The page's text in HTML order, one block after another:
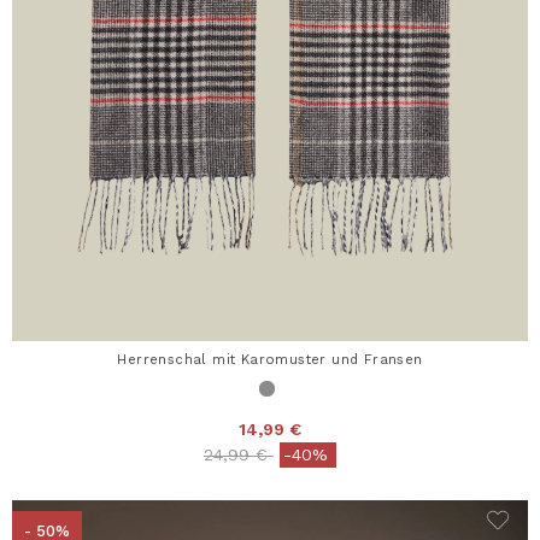
Herrenschal mit Karomuster und Fransen
14,99 €
Price reduced from
24,99 €to-40%
- 50%